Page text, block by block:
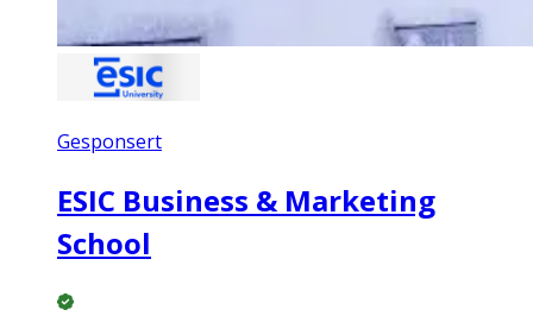
Gesponsert
ESIC Business & Marketing
School